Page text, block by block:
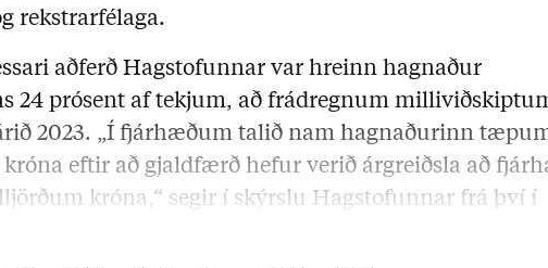
rekstrarfélaga.
aðferð Hagstofunnar var hreinn hagnaður
24 prósent af tekjum, að frádregnum
2023. „Í fjárhæðum talið nam hagnaðurinn
eftir að gjaldfærð hefur verið árgreiðsla að
króna,“ segir í skýrslu Hagstofunnar frá því í